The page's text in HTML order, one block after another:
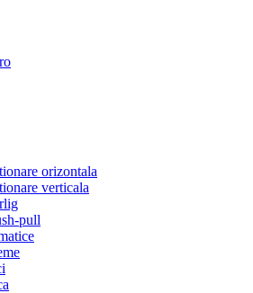
orizontala
verticala
pull